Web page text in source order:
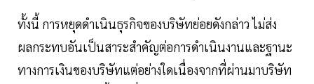
ทั้งนี้ การหยุดดำเนินธุรกิจของบริษัทย่อยดังกล่าว ไม่ส่ง
ผลกระทบอันเป็นสาระสำคัญต่อการดำเนินงานและฐานะ
ทางการเงินของบริษัทแต่อย่างใดเนื่องจากที่ผ่านมาบริษัท